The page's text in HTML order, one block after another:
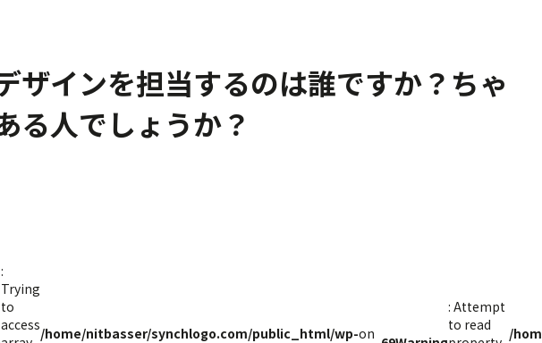
ザインを担当するのは誰ですか？ちゃ
る人でしょうか？
:
Trying
to
access/home/nitbasser/synchlogo.com/public_html/wp-on
: Attempt
to read
/